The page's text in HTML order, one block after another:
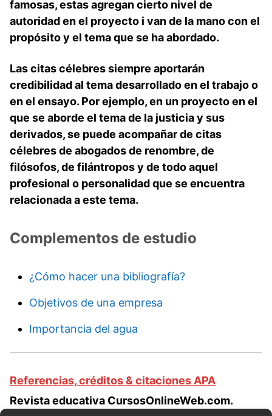
famosas, estas agregan cierto nivel de
autoridad en el proyecto i van de la mano con el
propósito y el tema que se ha abordado.
Las citas célebres siempre aportarán
credibilidad al tema desarrollado en el trabajo o
en el ensayo. Por ejemplo, en un proyecto en el
que se aborde el tema de la justicia y sus
derivados, se puede acompañar de citas
célebres de abogados de renombre, de
filósofos, de filántropos y de todo aquel
profesional o personalidad que se encuentra
relacionada a este tema.
Complementos de estudio
¿Cómo hacer una bibliografía?
Objetivos de una empresa
Importancia del agua
Referencias, créditos & citaciones APA
Revista educativa CursosOnlineWeb.com.